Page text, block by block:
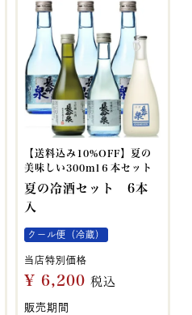
【送料込み10%OFF】夏の
美味しい300ml６本セット
夏の冷酒セット 6本
入
クール便（冷蔵）
当店特別価格
¥ 6,200 税込
販売期間